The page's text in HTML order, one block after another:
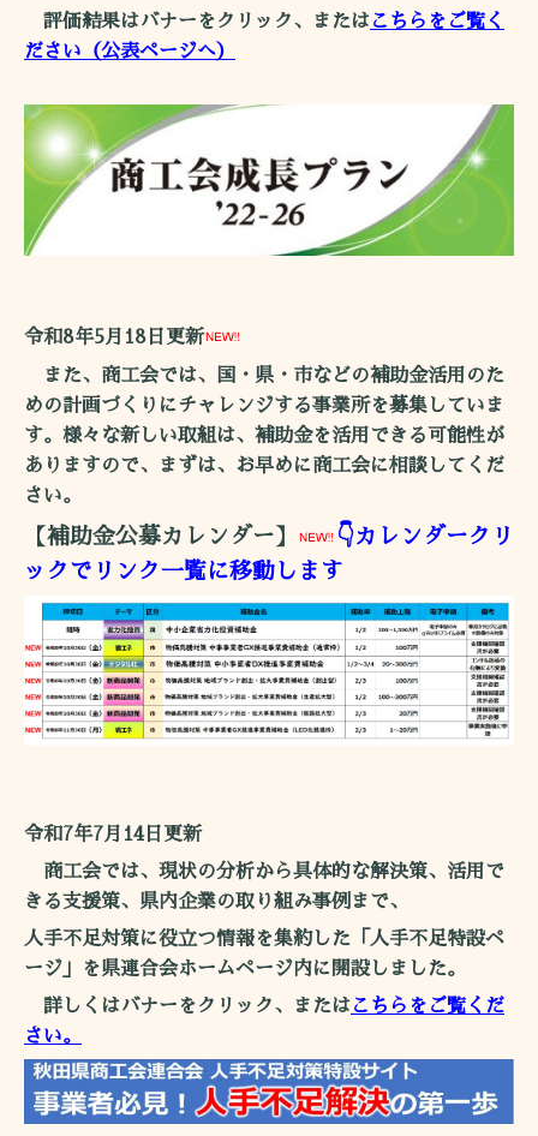
評価結果はバナーをクリック、またはこちらをご覧く
ださい（公表ページへ）
令和8年5月18 日 更新
また、商工会では、国・県・市などの補助金活用のた
めの計画づくりにチャレンジする事業所を募集していま
す。様々な新しい取組は、補助金を活用できる可能性が
ありますので、まずは、お早めに商工会に相談してくだ
さい。
【補助金公募カレンダー】
👇カレンダークリ
ックで リンク一覧に移動します
令和7年7月14日更新
商工会では、現状の分析から具体的な解決策、活用で
きる支援策、県内企業の取り組み事例まで、
人手不足対策に役立つ情報を集約した「人手不足特設ペ
ージ」を県連合会ホームページ内に開設しました。
詳しくはバナーをクリック、またはこちらをご覧くだ
さい。